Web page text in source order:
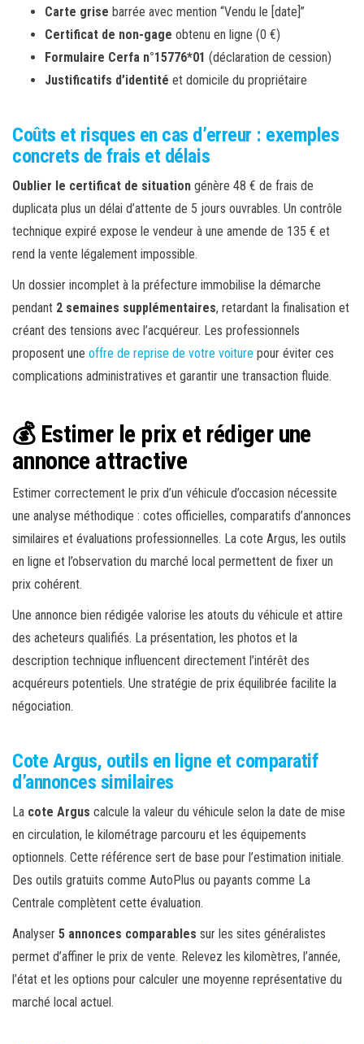
Carte grise barrée avec mention “Vendu le [date]”
Certificat de non-gage obtenu en ligne (0 €)
Formulaire Cerfa n°15776*01 (déclaration de cession)
Justificatifs d’identité et domicile du propriétaire
Coûts et risques en cas d’erreur : exemples
concrets de frais et délais
Oublier le certificat de situation génère 48 € de frais de
duplicata plus un délai d’attente de 5 jours ouvrables. Un contrôle
technique expiré expose le vendeur à une amende de 135 € et
rend la vente légalement impossible.
Un dossier incomplet à la préfecture immobilise la démarche
pendant 2 semaines supplémentaires, retardant la finalisation et
créant des tensions avec l’acquéreur. Les professionnels
proposent une offre de reprise de votre voiture pour éviter ces
complications administratives et garantir une transaction fluide.
💰 Estimer le prix et rédiger une
annonce attractive
Estimer correctement le prix d’un véhicule d’occasion nécessite
une analyse méthodique : cotes officielles, comparatifs d’annonces
similaires et évaluations professionnelles. La cote Argus, les outils
en ligne et l’observation du marché local permettent de fixer un
prix cohérent.
Une annonce bien rédigée valorise les atouts du véhicule et attire
des acheteurs qualifiés. La présentation, les photos et la
description technique influencent directement l’intérêt des
acquéreurs potentiels. Une stratégie de prix équilibrée facilite la
négociation.
Cote Argus, outils en ligne et comparatif
d’annonces similaires
La cote Argus calcule la valeur du véhicule selon la date de mise
en circulation, le kilométrage parcouru et les équipements
optionnels. Cette référence sert de base pour l’estimation initiale.
Des outils gratuits comme AutoPlus ou payants comme La
Centrale complètent cette évaluation.
Analyser 5 annonces comparables sur les sites généralistes
permet d’affiner le prix de vente. Relevez les kilomètres, l’année,
l’état et les options pour calculer une moyenne représentative du
marché local actuel.